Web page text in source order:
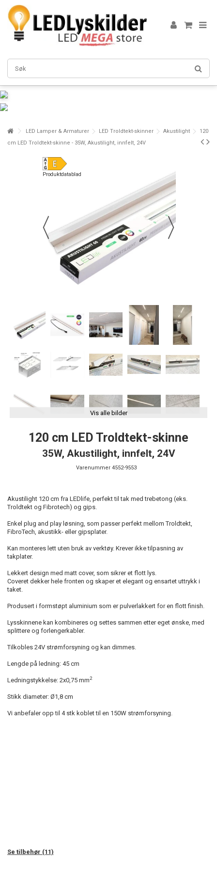
LED Lamper & Armaturer LED Troldtekt-skinner Akustilight
120
cm LED Troldtekt-skinne - 35W, Akustilight, innfelt, 24V
Produktdatablad
Vis alle bilder
120 cm LED Troldtekt-skinne
35W, Akustilight, innfelt, 24V
Varenummer 4552-9553
Akustilight 120 cm fra LEDlife, perfekt til tak med trebetong (eks.
Troldtekt og Fibrotech) og gips.
Enkel plug and play løsning, som passer perfekt mellom Troldtekt,
FibroTech, akustikk- eller gipsplater.
Kan monteres lett uten bruk av verktøy. Krever ikke tilpasning av
takplater.
Lekkert design med matt cover, som sikrer et flott lys.
Coveret dekker hele fronten og skaper et elegant og ensartet uttrykk i
taket.
Produsert i formstøpt aluminium som er pulverlakkert for en flott finish.
Lysskinnene kan kombineres og settes sammen etter eget ønske, med
splittere og forlengerkabler.
Tilkobles 24V strømforsyning og kan dimmes.
Lengde på ledning: 45 cm
Ledningstykkelse: 2x0,75 mm2
Stikk diameter: Ø1,8 cm
Vi anbefaler opp til 4 stk koblet til en 150W strømforsyning.
Se tilbehør (11)